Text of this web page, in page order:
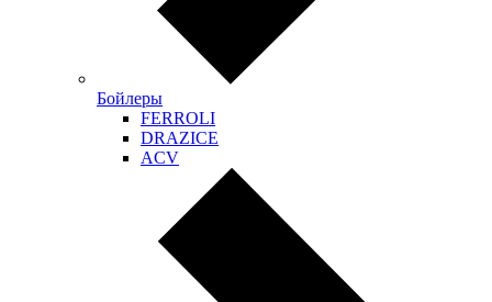
Бойлеры
FERROLI
DRAZICE
ACV